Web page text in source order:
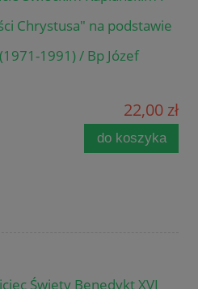
Chrystusa" na podstawie
1991) / Bp Józef
22,00 zł
do koszyka
Święty Benedykt XVI